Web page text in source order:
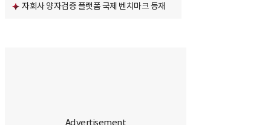
자회사 양자검증 플랫폼 국제 벤치마크 등재